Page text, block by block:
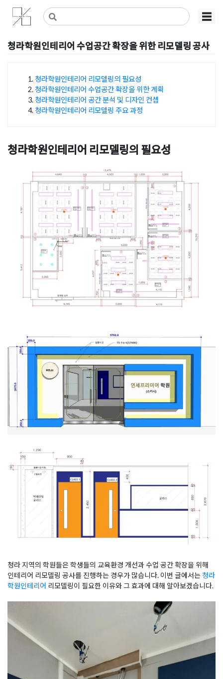
Skip
content
사무실인테리어 디자인 공사 비용견적 플랫폼
사무실인테리어 916
☰
청라학원인테리어 수업공간 확장을 위한 리모델링 공사
청라학원인테리어 리모델링의 필요성
청라학원인테리어 수업공간 확장을 위한 계획
청라학원인테리어 공간 분석 및 디자인 컨셉
청라학원인테리어 리모델링 주요 과정
청라학원인테리어 리모델링의 필요성
청라 지역의 학원들은 학생들의 교육환경 개선과 수업 공간 확장을 위해
인테리어 리모델링 공사를 진행하는 경우가 많습니다. 이번 글에서는 청라
학원인테리어 리모델링이 필요한 이유와 그 효과에 대해 알아보겠습니다.